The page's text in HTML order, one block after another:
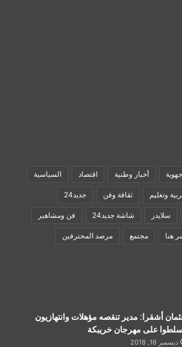
أخبار وطنية اقتصاد السياسية
وتعليم ثقافة وفن جديد24
سلايدر شاشة جديد24 فن ومشاهير
هنا مجتمع مرصد المحترفين
أشقرا: مدير تنقصه مؤهلات وانتهازيون
على مهرجان خريبكة
ديسمبر 16, 2018